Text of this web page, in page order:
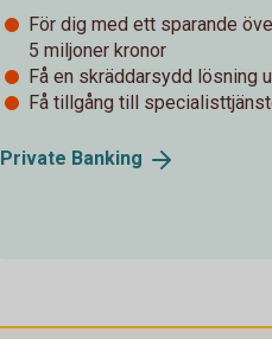
För dig med ett sparande
­5 miljoner kronor
Få en skräddarsydd lösning
Få tillgång till
Private Banking